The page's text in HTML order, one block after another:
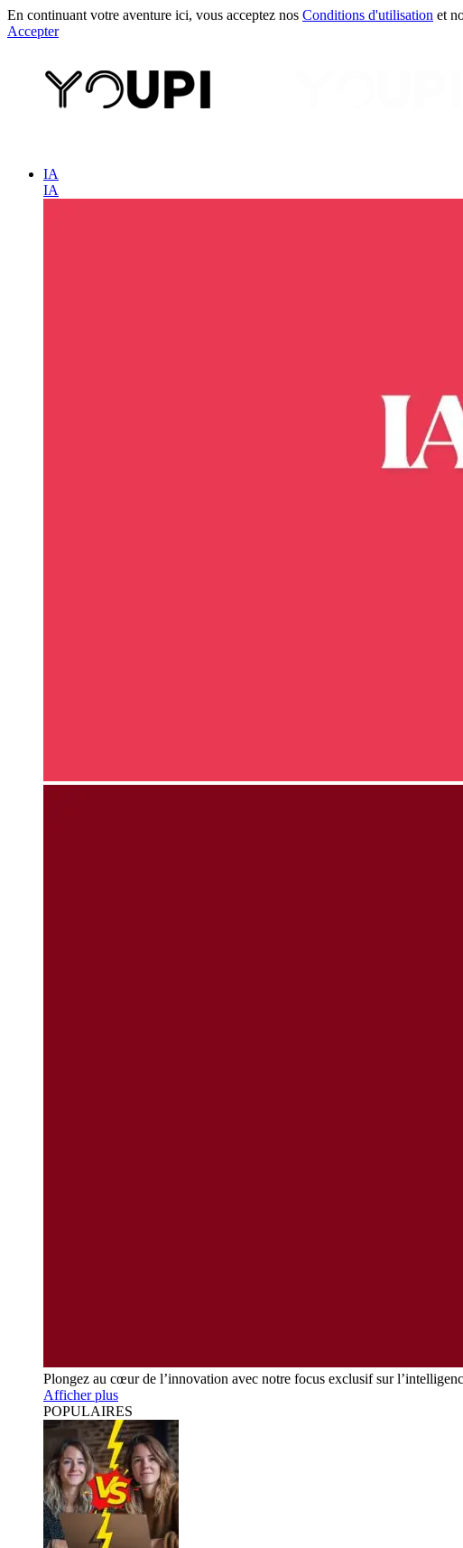
En continuant votre aventure ici, vous acceptez nos Conditions d'utilisation et
Accepter
IA
IA
Plongez au cœur de l’innovation avec notre focus exclusif sur
Afficher plus
POPULAIRES